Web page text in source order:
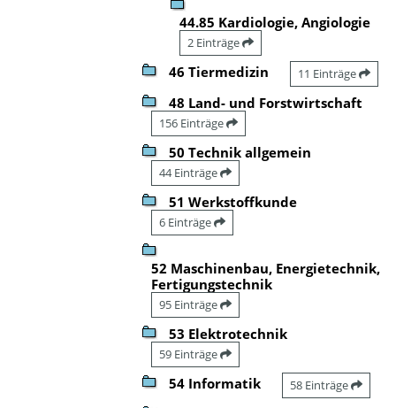
44.85 Kardiologie, Angiologie
2 Einträge
46 Tiermedizin 11 Einträge
48 Land- und Forstwirtschaft
156 Einträge
50 Technik allgemein
44 Einträge
51 Werkstoffkunde
6 Einträge
52 Maschinenbau, Energietechnik,
Fertigungstechnik
95 Einträge
53 Elektrotechnik
59 Einträge
54 Informatik 58 Einträge